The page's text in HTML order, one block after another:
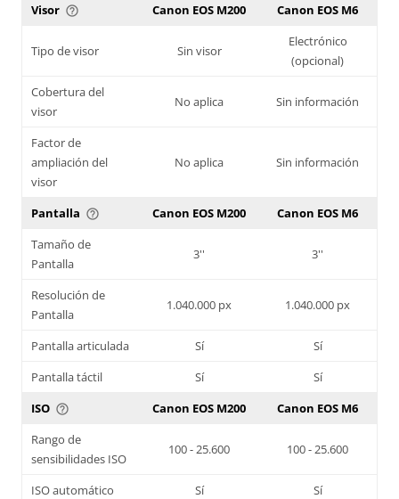
Visor help_outline Canon EOS M200 Canon EOS M6
Tipo de visor Sin visor
Electrónico
(opcional)
Cobertura del
visor
No aplica Sin información
Factor de
ampliación del
visor
No aplica Sin información
Pantalla help_outline Canon EOS M200
Canon EOS M6
Tamaño de
Pantalla
3'' 3''
Resolución de
Pantalla
1.040.000 px 1.040.000 px
Pantalla articulada Sí
Sí
Pantalla táctil
Sí
Sí
ISO help_outline Canon EOS M200
Canon EOS M6
Rango de
sensibilidades ISO
100 - 25.600 100 - 25.600
ISO automático Sí
Sí